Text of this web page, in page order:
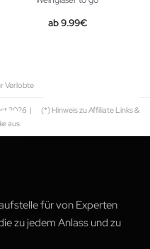
9.99€
Verlobte
2026 |
(*) Hinweis zu Affiliate Links &
aus
für von Experten
zu jedem Anlass und zu